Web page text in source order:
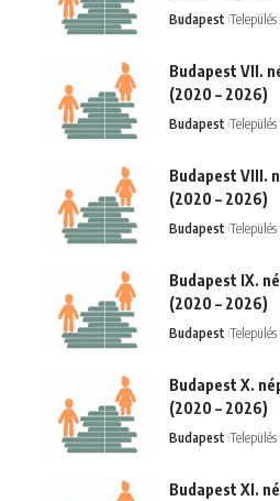
Budapest
Budapest VII.
(2020 – 2026)
Budapest
Budapest VIII.
(2020 – 2026)
Budapest
Budapest IX.
(2020 – 2026)
Budapest
Budapest X.
(2020 – 2026)
Budapest
Budapest XI.